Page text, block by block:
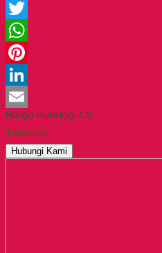
Facebook
Twitter
WhatsApp
Pinterest
LinkedIn
Email
Harga Hubungi CS
Tersedia
Hubungi Kami